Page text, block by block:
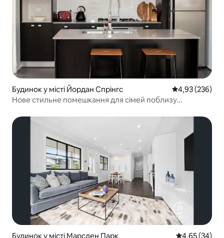
Будинок у місті Йордан Спрінгс Середня
4,93 (236)
Нове стильне помешкання для сімей поблизу
Будинок у місті Марсден Парк Середня
4,65 (34)